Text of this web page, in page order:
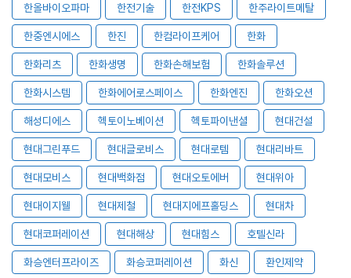
한올바이오파마 한전기술 한전KPS 한주라이트메탈
한중엔시에스 한진 한컴라이프케어 한화
한화리츠 한화생명 한화손해보험 한화솔루션
한화시스템 한화에어로스페이스 한화엔진 한화오션
해성디에스 헥토이노베이션 헥토파이낸셜 현대건설
현대그린푸드 현대글로비스 현대로템 현대리바트
현대모비스 현대백화점 현대오토에버 현대위아
현대이지웰 현대제철 현대지에프홀딩스 현대차
현대코퍼레이션 현대해상 현대힘스 호텔신라
화승엔터프라이즈 화승코퍼레이션 화신 환인제약